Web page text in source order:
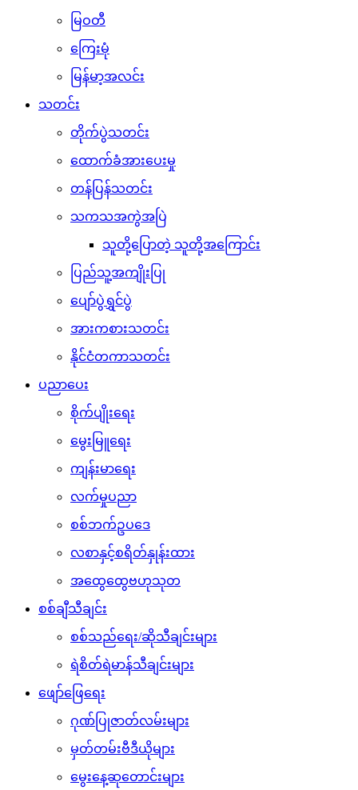
မြဝတီ
ကြေးမုံ
မြန်မာ့အလင်း
သတင်း
တိုက်ပွဲသတင်း
ထောက်ခံအားပေးမှု
တန်ပြန်သတင်း
သကသအကွဲအပြဲ
သူတို့ပြောတဲ့ သူတို့အကြောင်း
ပြည်သူ့အကျိုးပြု
ပျော်ပွဲရွှင်ပွဲ
အားကစားသတင်း
နိုင်ငံတကာသတင်း
ပညာပေး
စိုက်ပျိုးရေး
မွေးမြူရေး
ကျန်းမာရေး
လက်မှုပညာ
စစ်ဘက်ဥပဒေ
လစာနှင့်စရိတ်နှုန်းထား
အထွေထွေဗဟုသုတ
စစ်ချီသီချင်း
စစ်သည်ရေး/ဆိုသီချင်းများ
ရဲစိတ်ရဲမာန်သီချင်းများ
ဖျော်ဖြေရေး
ဂုဏ်ပြုဇာတ်လမ်းများ
မှတ်တမ်းဗီဒီယိုများ
မွေးနေ့ဆုတောင်းများ